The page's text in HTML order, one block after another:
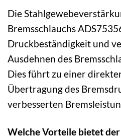
Die
Bremsschlauchs
Druckbeständigkeit und
Ausdehnen des
Dies führt zu einer
Übertragung des
verbesserten
Welche Vorteile bietet